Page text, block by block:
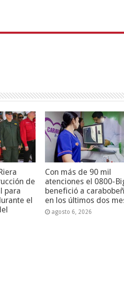
de
para
el
Con más de 90 mil
atenciones el 0800-
benefició a
en los últimos dos
agosto 6, 2026